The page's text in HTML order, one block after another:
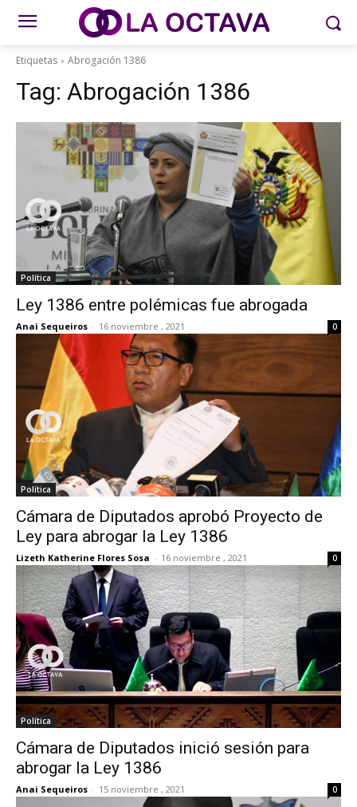
Etiquetas Abrogación 1386
Tag: Abrogación 1386
Política
Ley 1386 entre polémicas fue abrogada
Anai Sequeiros - 16 noviembre , 2021 0
Política
Cámara de Diputados aprobó Proyecto de
Ley para abrogar la Ley 1386
Lizeth Katherine Flores Sosa - 16 noviembre , 2021 0
Política
Cámara de Diputados inició sesión para
abrogar la Ley 1386
Anai Sequeiros - 15 noviembre , 2021 0